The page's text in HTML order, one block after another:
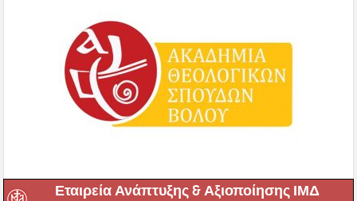
Εταιρεία Ανάπτυξης & Αξιοποίησης ΙΜΔ